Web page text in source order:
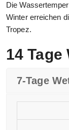
Die
Winter erreichen
Tropez.
14 Tage
7-Tage